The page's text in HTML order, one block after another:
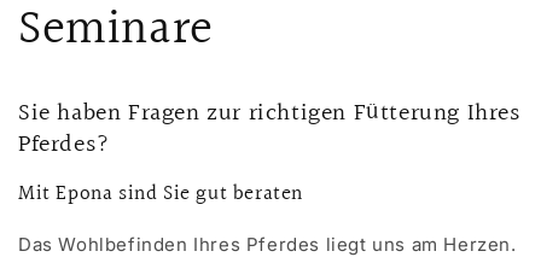
Seminare
Sie haben Fragen zur richtigen Fütterung Ihres
Pferdes?
Mit Epona sind Sie gut beraten
Das Wohlbefinden Ihres Pferdes liegt uns am Herzen.